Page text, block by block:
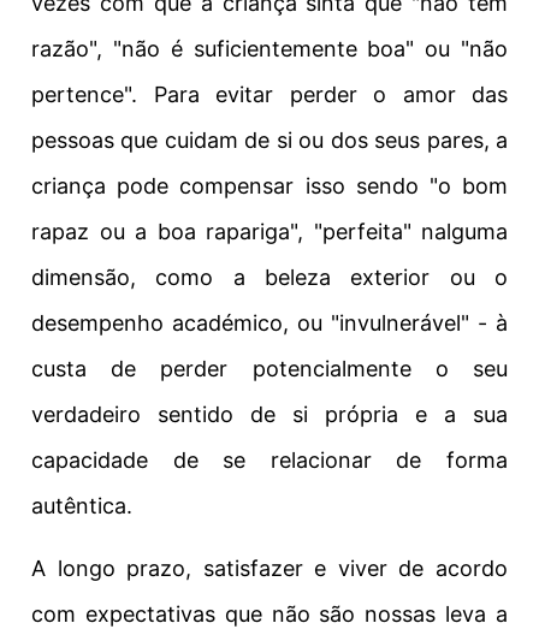
razão", "não é suficientemente boa" ou "não
pertence". Para evitar perder o amor das
pessoas que cuidam de si ou dos seus pares, a
criança pode compensar isso sendo "o bom
rapaz ou a boa rapariga", "perfeita" nalguma
dimensão, como a beleza exterior ou o
desempenho académico, ou "invulnerável" - à
custa de perder potencialmente o seu
verdadeiro sentido de si própria e a sua
capacidade de se relacionar de forma
autêntica.
A longo prazo, satisfazer e viver de acordo
com expectativas que não são nossas leva a